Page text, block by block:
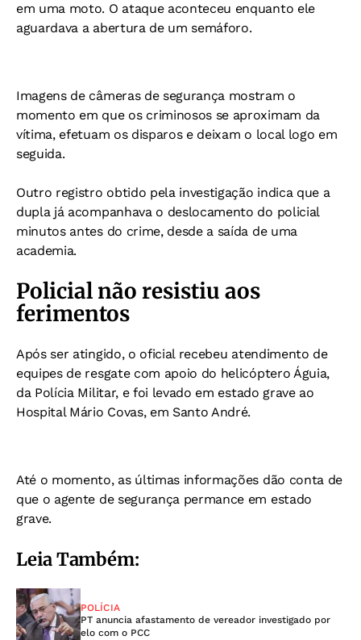
em uma moto. O ataque aconteceu enquanto ele
aguardava a abertura de um semáforo.
Imagens de câmeras de segurança mostram o
momento em que os criminosos se aproximam da
vítima, efetuam os disparos e deixam o local logo em
seguida.
Outro registro obtido pela investigação indica que a
dupla já acompanhava o deslocamento do policial
minutos antes do crime, desde a saída de uma
academia.
Policial não resistiu aos
ferimentos
Após ser atingido, o oficial recebeu atendimento de
equipes de resgate com apoio do helicóptero Águia,
da Polícia Militar, e foi levado em estado grave ao
Hospital Mário Covas, em Santo André.
Até o momento, as últimas informações dão conta de
que o agente de segurança permance em estado
grave.
Leia Também:
POLÍCIA
PT anuncia afastamento de vereador investigado por
elo com o PCC